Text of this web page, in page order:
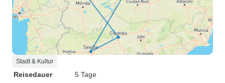
Stadt & Kultur
Reisedauer
5 Tage